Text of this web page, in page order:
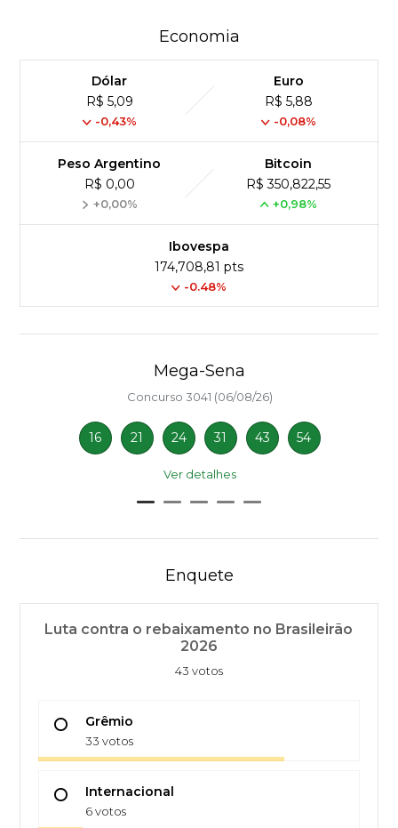
Economia
Dólar
R$ 5,09
-0,43%
Euro
R$ 5,88
-0,08%
Peso Argentino
R$ 0,00
+0,00%
Bitcoin
R$ 350,822,55
+0,98%
Ibovespa
174,708,81 pts
-0.48%
Mega-Sena
Concurso 3041 (06/08/26)
16 21 24 31 43 54
Ver detalhes
Enquete
Luta contra o rebaixamento no Brasileirão
2026
43 votos
Grêmio
33 votos
Internacional
6 votos